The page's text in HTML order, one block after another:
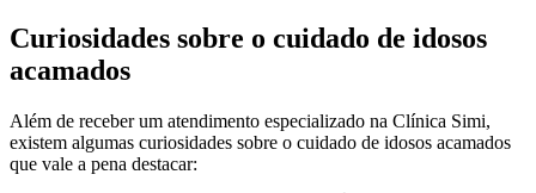
Curiosidades sobre o cuidado de idosos
acamados
Além de receber um atendimento especializado na Clínica Simi,
existem algumas curiosidades sobre o cuidado de idosos acamados
que vale a pena destacar: